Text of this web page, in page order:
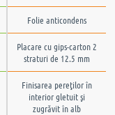
Folie anticondens
Placare cu gips-carton 2
straturi de 12.5 mm
Finisarea pereţilor în
interior gletuit şi
zugrăvit în alb